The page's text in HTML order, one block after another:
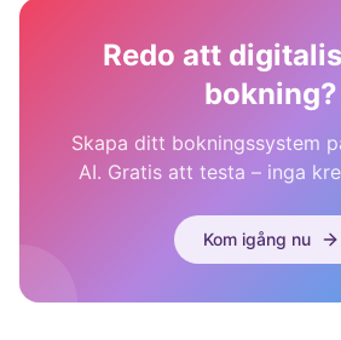
Redo att
bokning?
Skapa ditt bokningssystem
AI. Gratis att testa – inga
Kom igång nu